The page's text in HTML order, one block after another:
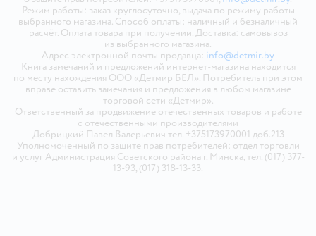
Режим работы: заказ круглосуточно, выдача по режиму работы
выбранного магазина. Способ оплаты: наличный и безналичный
расчёт. Оплата товара при получении. Доставка: самовывоз
из выбранного магазина.
Адрес электронной почты продавца: info@detmir.by
Книга замечаний и предложений интернет-магазина находится
по месту нахождения ООО «Детмир БЕЛ». Потребитель при этом
вправе оставить замечания и предложения в любом магазине
торговой сети «Детмир».
Ответственный за продвижение отечественных товаров и работе
с отечественными производителями
Добрицкий Павел Валерьевич тел. +375173970001 доб.213
Уполномоченный по защите прав потребителей: отдел торговли
и услуг Администрация Советского района г. Минска, тел. (017) 377-
13-93, (017) 318-13-33.